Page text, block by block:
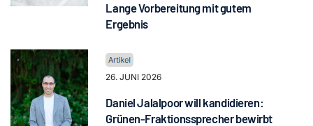
Lange Vorbereitung mit gutem
Ergebnis
26. JUNI 2026
Daniel Jalalpoor will kandidieren:
Grünen-Fraktionssprecher bewirbt